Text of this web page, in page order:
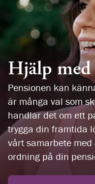
Hjälp med
Pensionen kan
är många val som
handlar det om ett
trygga din framtida
vårt samarbete
ordning på din